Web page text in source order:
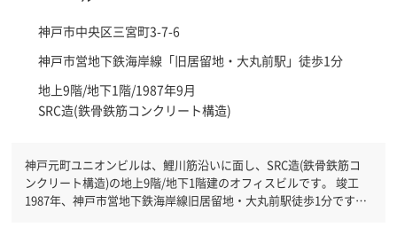
神戸市中央区三宮町3-7-6
神戸市営地下鉄海岸線「旧居留地・大丸前駅 」徒歩1分
地上9階/地下1階/1987年9月
SRC造(鉄骨鉄筋コンクリート構造)
神戸元町ユニオンビルは、鯉川筋沿いに面し、SRC造(鉄骨鉄筋コ
ンクリート構造)の地上9階/地下1階建のオフィスビルです。 竣工
1987年、神戸市営地下鉄海岸線旧居留地・大丸前駅徒歩1分です。